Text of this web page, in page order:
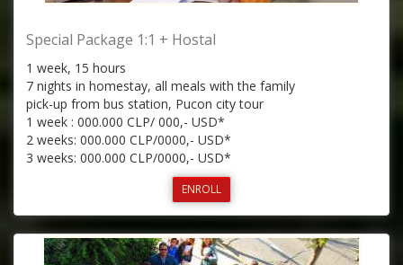
Special Package 1:1 + Hostal
1 week, 15 hours
7 nights in homestay, all meals with the family
pick-up from bus station, Pucon city tour
1 week : 000.000 CLP/ 000,- USD*
2 weeks: 000.000 CLP/0000,- USD*
3 weeks: 000.000 CLP/0000,- USD*
ENROLL